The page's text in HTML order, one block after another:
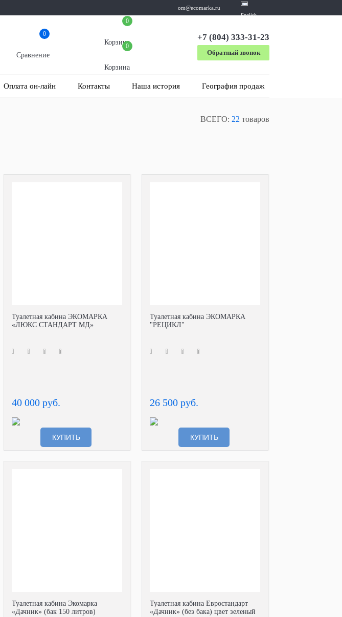
English
om@ecomarka.ru
0
Сравнение
0
Корзина
0
Корзина
+7 (804) 333-31-23
Обратный звонок
Оплата он-лайн Контакты Наша история География продаж
ВСЕГО: 22 товаров
Туалетная кабина ЭКОМАРКА
«ЛЮКС СТАНДАРТ МД»
40 000 руб.
КУПИТЬ
Туалетная кабина ЭКОМАРКА
"РЕЦИКЛ"
26 500 руб.
КУПИТЬ
Туалетная кабина Экомарка
«Дачник» (бак 150 литров)
Туалетная кабина Евростандарт
«Дачник» (без бака) цвет зеленый